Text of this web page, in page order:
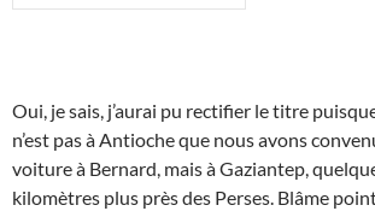
Oui, je sais, j’aurai pu rectifier le titre
n’est pas à Antioche que nous avons
voiture à Bernard, mais à Gaziantep,
kilomètres plus près des Perses. Blâme